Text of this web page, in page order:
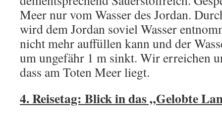
Meer nur vom Wasser des Jordan.
wird dem Jordan soviel Wasser
nicht mehr auffüllen kann und der
um ungefähr 1 m sinkt. Wir erreichen
dass am Toten Meer liegt.
4. Reisetag: Blick in das „Gelobte